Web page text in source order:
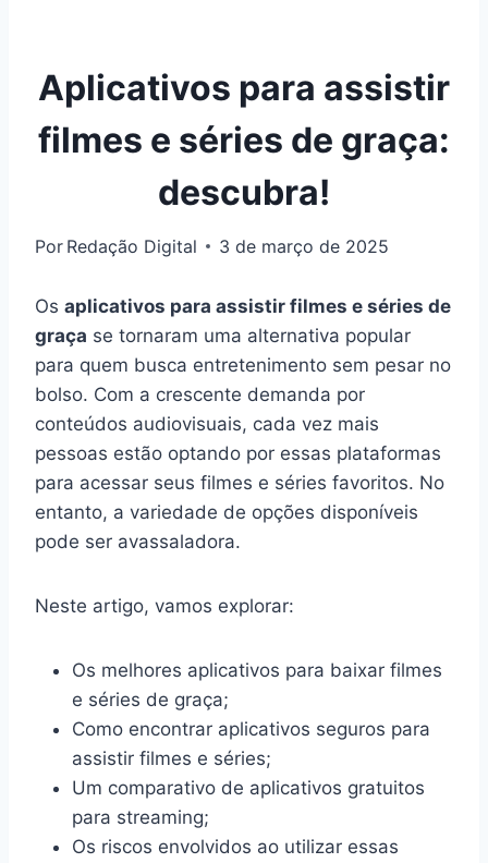
Aplicativos para assistir
filmes e séries de graça:
descubra!
Por Redação Digital 3 de março de 2025
Os aplicativos para assistir filmes e séries de
graça se tornaram uma alternativa popular
para quem busca entretenimento sem pesar no
bolso. Com a crescente demanda por
conteúdos audiovisuais, cada vez mais
pessoas estão optando por essas plataformas
para acessar seus filmes e séries favoritos. No
entanto, a variedade de opções disponíveis
pode ser avassaladora.
Neste artigo, vamos explorar:
Os melhores aplicativos para baixar filmes
e séries de graça;
Como encontrar aplicativos seguros para
assistir filmes e séries;
Um comparativo de aplicativos gratuitos
para streaming;
Os riscos envolvidos ao utilizar essas